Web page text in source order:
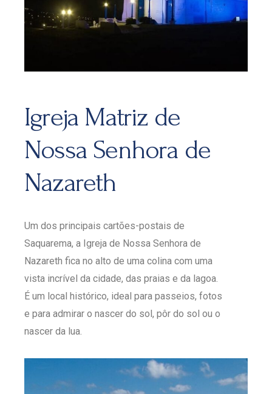
Igreja Matriz de
Nossa Senhora de
Nazareth
Um dos principais cartões-postais de
Saquarema, a Igreja de Nossa Senhora de
Nazareth fica no alto de uma colina com uma
vista incrível da cidade, das praias e da lagoa.
É um local histórico, ideal para passeios, fotos
e para admirar o nascer do sol, pôr do sol ou o
nascer da lua.